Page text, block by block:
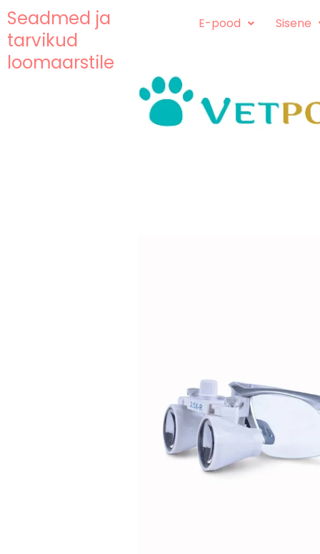
content
Skip
to
content
Seadmed ja
tarvikud
loomaarstile
E-pood Sisene